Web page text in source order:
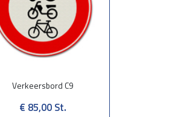
Verkeersbord C9
€ 85,00 St.